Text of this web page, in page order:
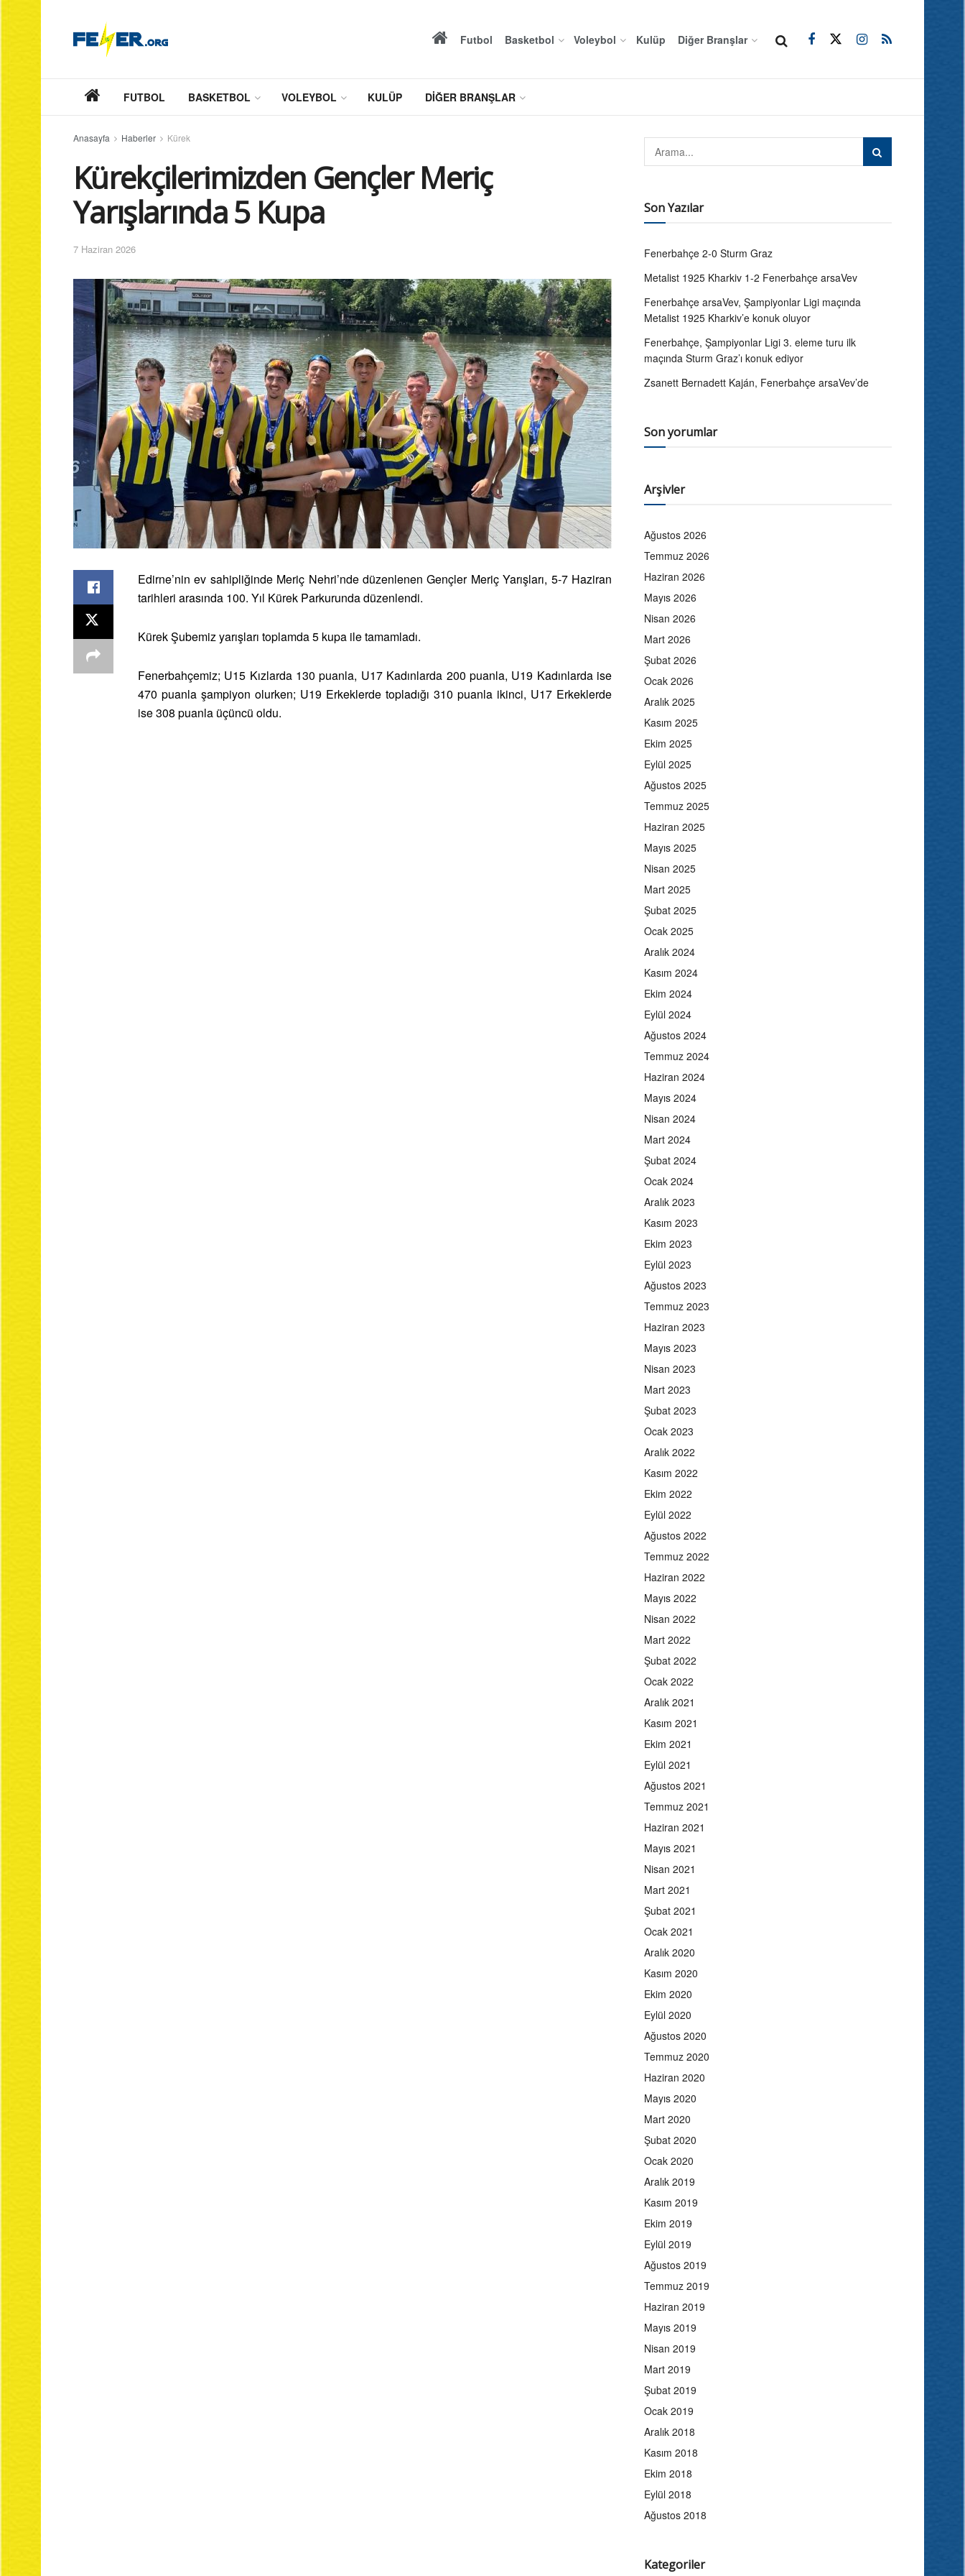
Futbol Basketbol Voleybol Kulüp Diğer Branşlar
FUTBOL BASKETBOL VOLEYBOL KULÜP DIĞER BRANŞLAR
Anasayfa Haberler Kürek
Kürekçilerimizden Gençler Meriç
Yarışlarında 5 Kupa
7 Haziran 2026
Edirne’nin ev sahipliğinde Meriç Nehri’nde düzenlenen Gençler Meriç Yarışları, 5-7 Haziran
tarihleri arasında 100. Yıl Kürek Parkurunda düzenlendi.
Kürek Şubemiz yarışları toplamda 5 kupa ile tamamladı.
Fenerbahçemiz; U15 Kızlarda 130 puanla, U17 Kadınlarda 200 puanla, U19 Kadınlarda ise
470 puanla şampiyon olurken; U19 Erkeklerde topladığı 310 puanla ikinci, U17 Erkeklerde
ise 308 puanla üçüncü oldu.
Son Yazılar
Fenerbahçe 2-0 Sturm Graz
Metalist 1925 Kharkiv 1-2 Fenerbahçe arsaVev
Fenerbahçe arsaVev, Şampiyonlar Ligi maçında
Metalist 1925 Kharkiv’e konuk oluyor
Fenerbahçe, Şampiyonlar Ligi 3. eleme turu ilk
maçında Sturm Graz’ı konuk ediyor
Zsanett Bernadett Kaján, Fenerbahçe arsaVev’de
Son yorumlar
Arşivler
Ağustos 2026
Temmuz 2026
Haziran 2026
Mayıs 2026
Nisan 2026
Mart 2026
Şubat 2026
Ocak 2026
Aralık 2025
Kasım 2025
Ekim 2025
Eylül 2025
Ağustos 2025
Temmuz 2025
Haziran 2025
Mayıs 2025
Nisan 2025
Mart 2025
Şubat 2025
Ocak 2025
Aralık 2024
Kasım 2024
Ekim 2024
Eylül 2024
Ağustos 2024
Temmuz 2024
Haziran 2024
Mayıs 2024
Nisan 2024
Mart 2024
Şubat 2024
Ocak 2024
Aralık 2023
Kasım 2023
Ekim 2023
Eylül 2023
Ağustos 2023
Temmuz 2023
Haziran 2023
Mayıs 2023
Nisan 2023
Mart 2023
Şubat 2023
Ocak 2023
Aralık 2022
Kasım 2022
Ekim 2022
Eylül 2022
Ağustos 2022
Temmuz 2022
Haziran 2022
Mayıs 2022
Nisan 2022
Mart 2022
Şubat 2022
Ocak 2022
Aralık 2021
Kasım 2021
Ekim 2021
Eylül 2021
Ağustos 2021
Temmuz 2021
Haziran 2021
Mayıs 2021
Nisan 2021
Mart 2021
Şubat 2021
Ocak 2021
Aralık 2020
Kasım 2020
Ekim 2020
Eylül 2020
Ağustos 2020
Temmuz 2020
Haziran 2020
Mayıs 2020
Mart 2020
Şubat 2020
Ocak 2020
Aralık 2019
Kasım 2019
Ekim 2019
Eylül 2019
Ağustos 2019
Temmuz 2019
Haziran 2019
Mayıs 2019
Nisan 2019
Mart 2019
Şubat 2019
Ocak 2019
Aralık 2018
Kasım 2018
Ekim 2018
Eylül 2018
Ağustos 2018
Kategoriler